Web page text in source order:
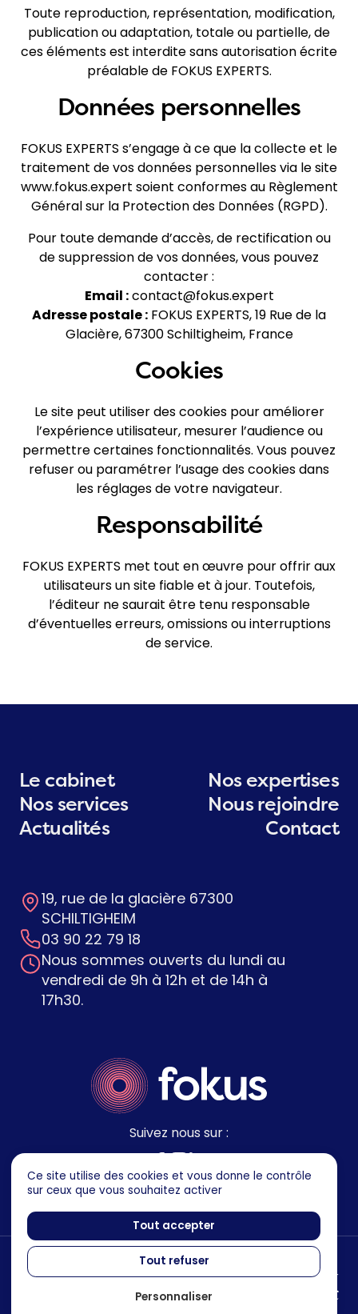
Toute reproduction, représentation, modification,
publication ou adaptation, totale ou partielle, de
ces éléments est interdite sans autorisation écrite
préalable de FOKUS EXPERTS.
Données personnelles
FOKUS EXPERTS s’engage à ce que la collecte et le
traitement de vos données personnelles via le site
www.fokus.expert soient conformes au Règlement
Général sur la Protection des Données (RGPD).
Pour toute demande d’accès, de rectification ou
de suppression de vos données, vous pouvez
contacter :
Email :contact@fokus.expert
Adresse postale : FOKUS EXPERTS, 19 Rue de la
Glacière, 67300 Schiltigheim, France
Cookies
Le site peut utiliser des cookies pour améliorer
l’expérience utilisateur, mesurer l’audience ou
permettre certaines fonctionnalités. Vous pouvez
refuser ou paramétrer l’usage des cookies dans
les réglages de votre navigateur.
Responsabilité
FOKUS EXPERTS met tout en œuvre pour offrir aux
utilisateurs un site fiable et à jour. Toutefois,
l’éditeur ne saurait être tenu responsable
d’éventuelles erreurs, omissions ou interruptions
de service.
Suivez nous sur :
19, rue de la glacière 67300
SCHILTIGHEIM
03 90 22 79 18
Nous sommes ouverts du lundi au
vendredi de 9h à 12h et de 14h à
17h30.
Le cabinet
Nos expertises
Nos services
Nous rejoindre
Actualités
Contact
Mentions legales
Politique de confidentialité
Ce site utilise des cookies et vous donne le contrôle
sur ceux que vous souhaitez activer
Tout accepter
Tout refuser
Personnaliser